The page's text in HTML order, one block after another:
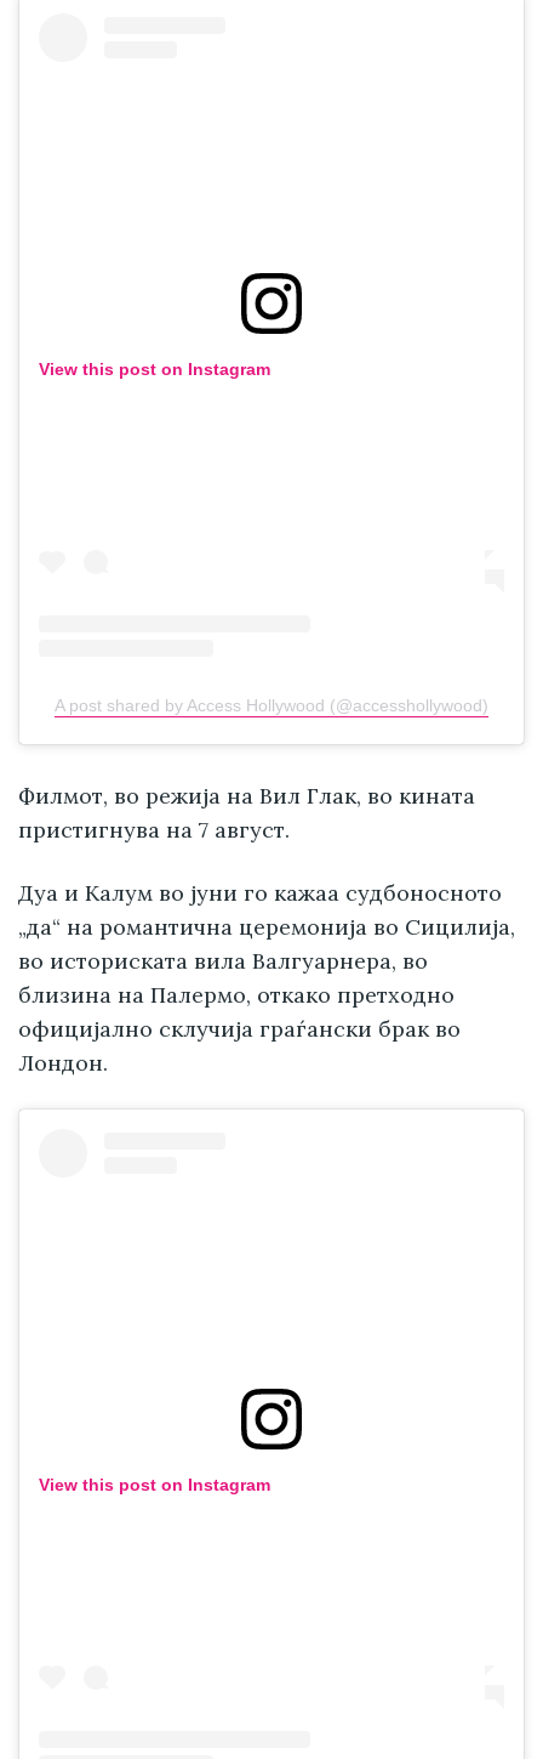
View this post on Instagram
A post shared by Access Hollywood (@accesshollywood)
Филмот, во режија на Вил Глак, во кината
пристигнува на 7 август.
Дуа и Калум во јуни го кажаа судбоносното
„да“ на романтична церемонија во Сицилија,
во историската вила Валгуарнера, во
близина на Палермо, откако претходно
официјално склучија граѓански брак во
Лондон.
View this post on Instagram